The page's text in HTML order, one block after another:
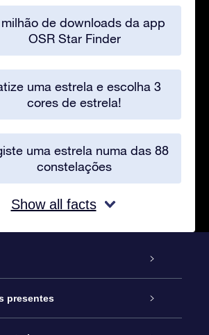
de downloads da app
OSR Star Finder
uma estrela e escolha 3
cores de estrela!
uma estrela numa das 88
constelações
Show all facts
presentes